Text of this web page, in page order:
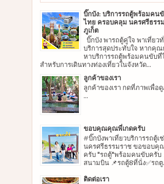
บิ๊กบัง: บริการรถตู้พร้อมคน
ไทย ครอบคลุม นครศรีธรร
ภูเก็ต
บิ๊กบัง พารถตู้คู่ใจ พาเที่ยว
บริการสุดประทับใจ หากคุณ
หาบริการรถตู้พร้อมคนขับที่
สำหรับการเดินทางท่องเที่ยวในจังหวัด...
ลูกค้าของเรา
ลูกค้าของเรา กดที่ภาพเพื่อ
...
ขอบคุณคุณพี่เกดครับ
#บิ๊กบังพาเที่ยวบริการรถตู้เ
นครศรีธรรมราช ขอขอบคุ
ครับ "รถตู้"พร้อมคนขับครับ
สนามบิน 📌รถตู้8ที่นั่ง✅รถตู
ติดต่อเรา